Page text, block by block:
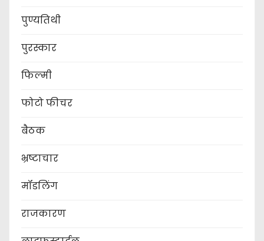
पुण्यतिथी
पुरस्कार
फिल्मी
फोटो फीचर
बैठक
भ्रष्टाचार
मॉडलिंग
राजकारण